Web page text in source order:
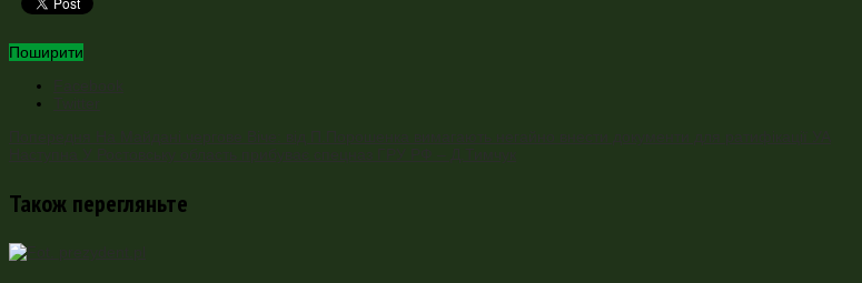
Поширити
Також перегляньте